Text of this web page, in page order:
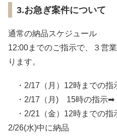
3.お急ぎ案件について
通常の納品スケジュール
12:00までのご指示で、３営
ります。
・2/17（月）12時までの
・2/17（月) 15時の指示➡
・2/21（金）12時までの
2/26(水)中に納品